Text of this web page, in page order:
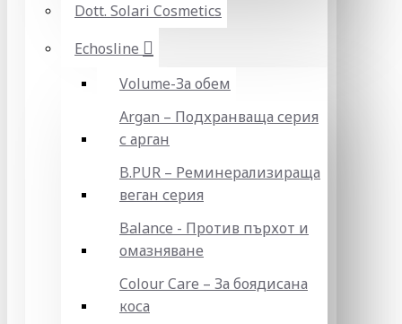
Dott. Solari Cosmetics
Echosline
Volume-За обем
Argan – Подхранваща серия
с арган
B.PUR – Реминерализираща
веган серия
Balance - Против пърхот и
омазняване
Colour Care – За боядисана
коса